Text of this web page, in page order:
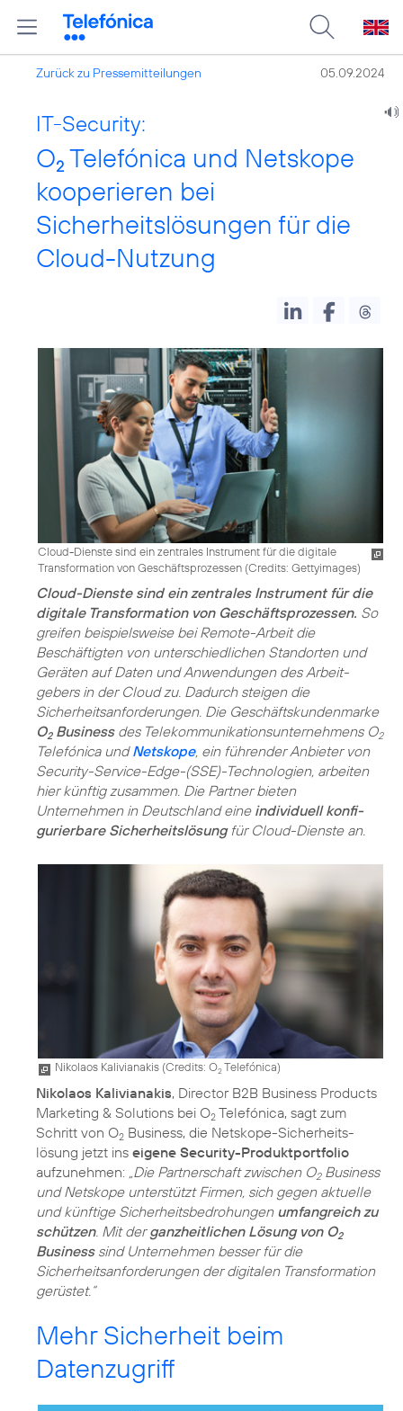
Zurück zu Pressemitteilungen 05.09.2024
IT-Security:
O2 Telefónica und Netskope
kooperieren bei
Sicherheitslösungen für die
Cloud-Nutzung
Cloud-Dienste sind ein zentrales Instrument für die digitale
Transformation von Geschäftsprozessen (Credits: Gettyimages)
Cloud-Dienste sind ein zentrales Instrument für die
digitale Transformation von Geschäftsprozessen. So
greifen beispielsweise bei Remote-Arbeit die
Beschäftigten von unterschiedlichen Standorten und
Geräten auf Daten und Anwendungen des Arbeit­
gebers in der Cloud zu. Dadurch steigen die
Sicherheitsanforderungen. Die Geschäftskundenmarke
O2Businessdes Telekommunikationsunternehmens O2
Telefónica undNetskope, ein führender Anbieter von
Security-Service-Edge-(SSE)-Technologien, arbeiten
hier künftig zusammen. Die Partner bieten
Unternehmen in Deutschland eine individuell konfi­
gurierbare Sicherheitslösungfür Cloud-Dienste an.
Nikolaos Kalivianakis (Credits: O2Telefónica)
Nikolaos Kalivianakis, Director B2B Business Products
Marketing & Solutions bei O2 Telefónica, sagt zum
Schritt von O2 Business, die Netskope-Sicherheits­
lösung jetzt ins eigene Security-Produktportfolio
aufzunehmen: „Die Partnerschaft zwischen O2Business
und Netskope unterstützt Firmen, sich gegen aktuelle
und künftige Sicherheitsbedrohungen umfangreich zu
schützen. Mit derganzheitlichen Lösung von O2
Businesssind Unternehmen besser für die
Sicherheitsanforderungen der digitalen Transformation
gerüstet.“
Mehr Sicherheit beim
Datenzugriff